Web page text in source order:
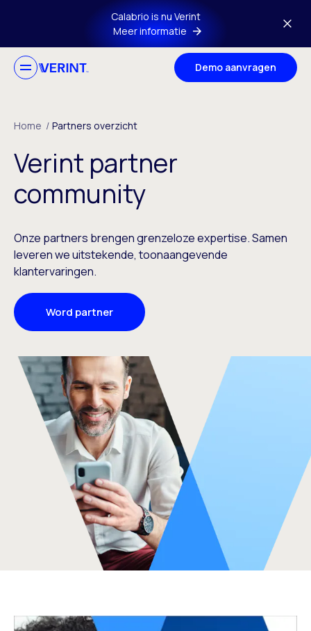
Ga naar hoofdmenuCalabrio is nu Verint
Meer informatie
Demo aanvragen
Home / Partners overzicht
Verint partner
community
Onze partners brengen grenzeloze expertise. Samen
leveren we uitstekende, toonaangevende
klantervaringen.
Word partner